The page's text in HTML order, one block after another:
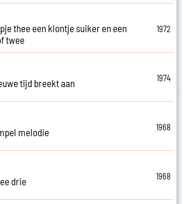
thee een klontje suiker en een
twee
1972
tijd breekt aan
1974
melodie
1968
drie
1968